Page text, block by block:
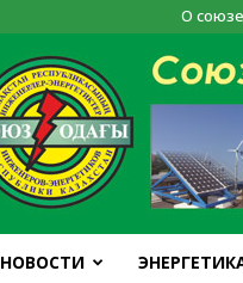
О союзе
НОВОСТИ